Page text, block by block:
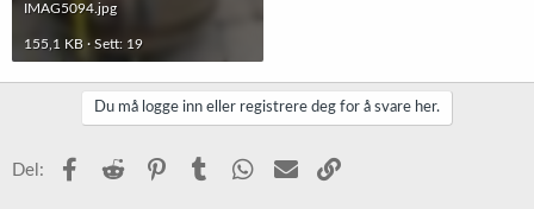
IMAG5094.jpg
155,1 KB · Sett: 19
Du må logge inn eller registrere deg for å svare her.
Del: Facebook
Reddit PinterestTumblr WhatsApp
E-post